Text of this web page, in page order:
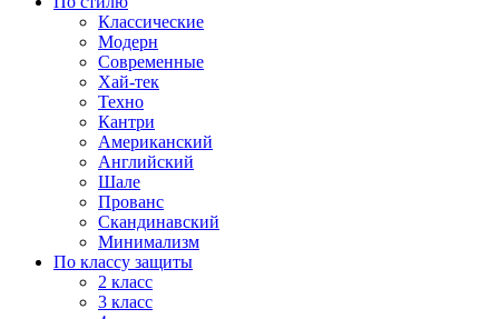
Классические
Модерн
Современные
Хай-тек
Техно
Кантри
Американский
Английский
Шале
Прованс
Скандинавский
Минимализм
По классу защиты
2 класс
3 класс